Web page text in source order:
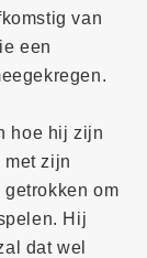
van
een
hoe hij zijn
zijn
om
Hij
dat wel